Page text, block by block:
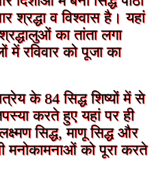
श्रद्धा व विश्वास है। यहां
का तांता लगा
रविवार को पूजा का
के 84 सिद्ध शिष्यों में से
करते हुए यहां पर ही
सिद्ध, माणू सिद्ध और
मनोकामनाओं को पूरा करते